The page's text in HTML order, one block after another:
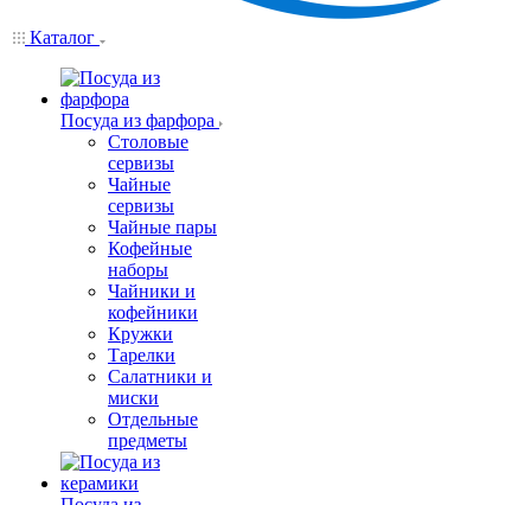
Каталог
Посуда из фарфора
Столовые
сервизы
Чайные
сервизы
Чайные пары
Кофейные
наборы
Чайники и
кофейники
Кружки
Тарелки
Салатники и
миски
Отдельные
предметы